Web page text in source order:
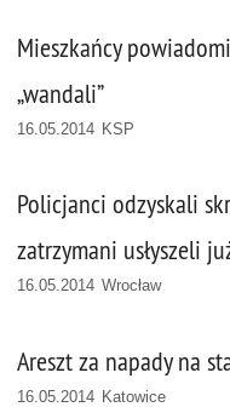
Mieszkańcy
„wandali”
16.05.2014 KSP
Policjanci odzyskali
zatrzymani usłyszeli
16.05.2014 Wrocław
Areszt za napady na
16.05.2014 Katowice